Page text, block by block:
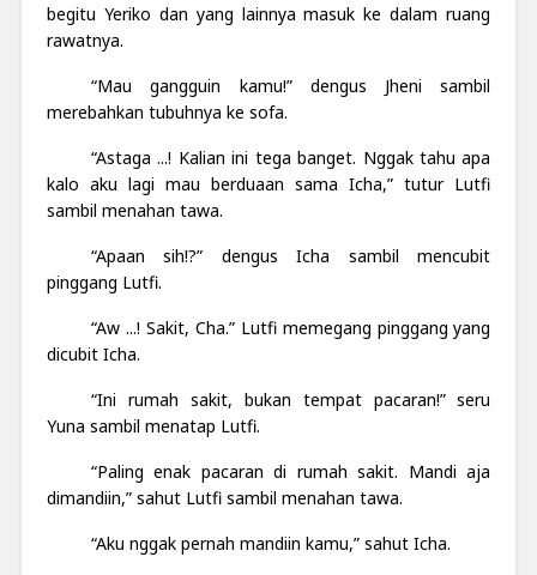
begitu Yeriko dan yang lainnya masuk ke dalam ruang
rawatnya.
“Mau gangguin kamu!” dengus Jheni sambil
merebahkan tubuhnya ke sofa.
“Astaga ...! Kalian ini tega banget. Nggak tahu apa
kalo aku lagi mau berduaan sama Icha,” tutur Lutfi
sambil menahan tawa.
“Apaan sih!?” dengus Icha sambil mencubit
pinggang Lutfi.
“Aw ...! Sakit, Cha.” Lutfi memegang pinggang yang
dicubit Icha.
“Ini rumah sakit, bukan tempat pacaran!” seru
Yuna sambil menatap Lutfi.
“Paling enak pacaran di rumah sakit. Mandi aja
dimandiin,” sahut Lutfi sambil menahan tawa.
“Aku nggak pernah mandiin kamu,” sahut Icha.